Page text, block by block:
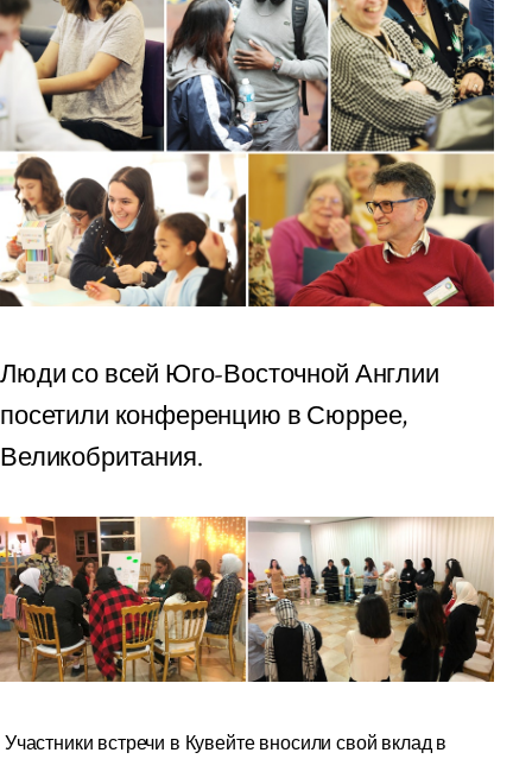
Люди со всей Юго-Восточной Англии
посетили конференцию в Сюррее,
Великобритания.
Участники встречи в Кувейте вносили свой вклад в